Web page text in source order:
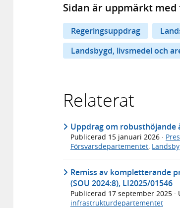
Sidan är uppmärkt
Regeringsuppdrag
Landsbygd, livsmedel och
Relaterat
Uppdrag om
Publicerad 15 januari 2026 ·
Försvarsdepartementet,
Remiss av kompletterande
(SOU 2024:8), LI2025/01546
Publicerad 17 september 2025 ·
infrastrukturdepartementet